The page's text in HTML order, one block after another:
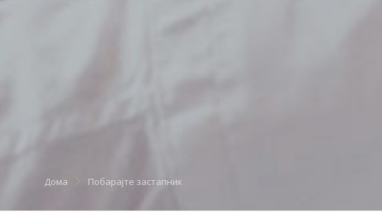
Дома Побарајте застапник